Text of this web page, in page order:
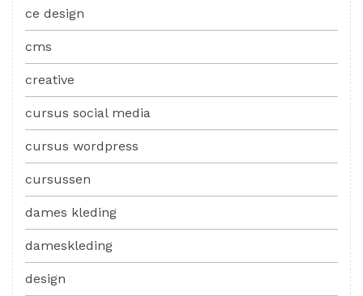
ce design
cms
creative
cursus social media
cursus wordpress
cursussen
dames kleding
dameskleding
design